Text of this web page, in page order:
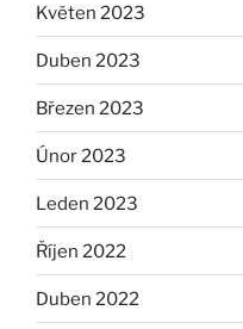
Květen 2023
Duben 2023
Březen 2023
Únor 2023
Leden 2023
Říjen 2022
Duben 2022